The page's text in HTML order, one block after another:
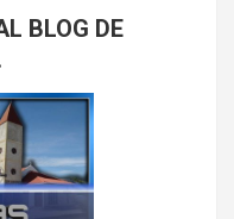
BLOG DE